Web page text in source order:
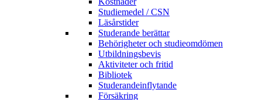
Studiemedel / CSN
Läsårstider
Studerande berättar
Behörigheter och studieomdömen
Utbildningsbevis
Aktiviteter och fritid
Bibliotek
Studerandeinflytande
Försäkring